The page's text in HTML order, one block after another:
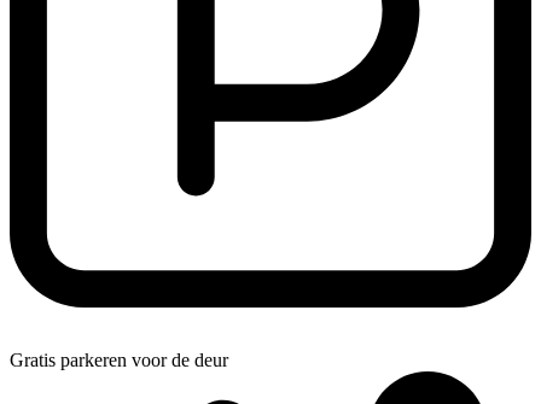
Gratis parkeren voor de deur